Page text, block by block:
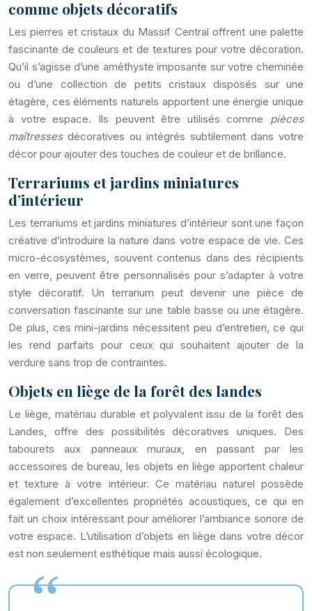
comme objets décoratifs
Les pierres et cristaux du Massif Central offrent une palette
fascinante de couleurs et de textures pour votre décoration.
Qu’il s’agisse d’une améthyste imposante sur votre cheminée
ou d’une collection de petits cristaux disposés sur une
étagère, ces éléments naturels apportent une énergie unique
à votre espace. Ils peuvent être utilisés comme pièces
maîtresses décoratives ou intégrés subtilement dans votre
décor pour ajouter des touches de couleur et de brillance.
Terrariums et jardins miniatures
d’intérieur
Les terrariums et jardins miniatures d’intérieur sont une façon
créative d’introduire la nature dans votre espace de vie. Ces
micro-écosystèmes, souvent contenus dans des récipients
en verre, peuvent être personnalisés pour s’adapter à votre
style décoratif. Un terrarium peut devenir une pièce de
conversation fascinante sur une table basse ou une étagère.
De plus, ces mini-jardins nécessitent peu d’entretien, ce qui
les rend parfaits pour ceux qui souhaitent ajouter de la
verdure sans trop de contraintes.
Objets en liège de la forêt des landes
Le liège, matériau durable et polyvalent issu de la forêt des
Landes, offre des possibilités décoratives uniques. Des
tabourets aux panneaux muraux, en passant par les
accessoires de bureau, les objets en liège apportent chaleur
et texture à votre intérieur. Ce matériau naturel possède
également d’excellentes propriétés acoustiques, ce qui en
fait un choix intéressant pour améliorer l’ambiance sonore de
votre espace. L’utilisation d’objets en liège dans votre décor
est non seulement esthétique mais aussi écologique.